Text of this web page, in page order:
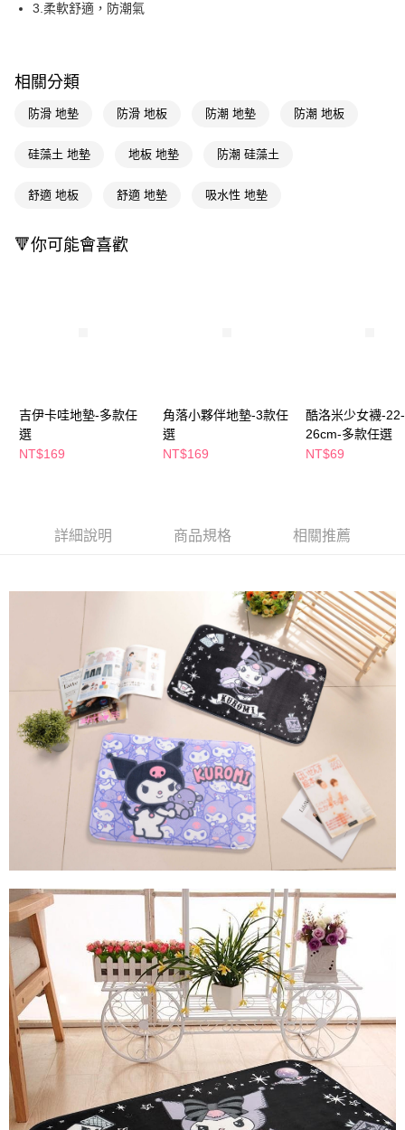
AFTEE先享後付
相關說明
AFTEE先享後付是「在收到商品之後才付款」的支付方式。 讓您購物簡單
２．便利：只要手機號碼，簡訊認證，即可結帳。
【「AFTEE先享後付」結帳流程】
是否繳費成功／繳費後需取消欲退款等相關疑問，請聯繫「AFTEE先享後付
客戶支援中心」
https://netprotections.freshdesk.com/support/home
【注意事項】
２．關於個人資料處理事宜，請瀏覽以下網址：
https://aftee.tw/terms/#terms3
任。
４．使用「AFTEE先享後付」時，將依據個別帳號之用戶狀況，依本公司即
時審查核予不同之上限額度；若仍有額度不足之情形，本公司將視審查結果
５．嚴禁一人註冊多個帳號或使用他人資訊註冊。若發現惡意使用之情形，
恩沛科技股份有限公司將有權停止該用戶之使用額度並採取法律行動。
即享券
運送方式
每筆NT$100，滿NT$790(含以上)免運費
3.柔軟舒適，防潮氣
相關分類
防滑 地墊 防滑 地板 防潮 地墊 防潮 地板
硅藻土 地墊 地板 地墊 防潮 硅藻土
舒適 地板 舒適 地墊 吸水性 地墊
🔻你可能會喜歡
吉伊卡哇地墊-多款任
選
NT$169
角落小夥伴地墊-3款任
選
NT$169
酷洛米少女襪-22-
26cm-多款任選
NT$69
詳細說明 商品規格 相關推薦